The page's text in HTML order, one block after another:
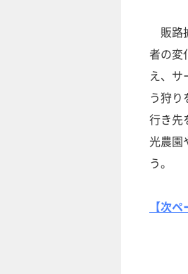
販路
者の変
え、サ
う狩り
行き先
光農園
う。
【次